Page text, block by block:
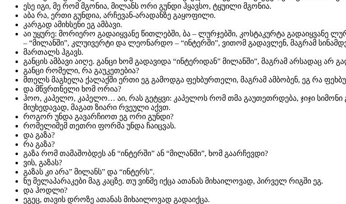
ესე იგი, მე რომ მგონია, მილანს ორი გუნდი ჰყავსო, ტყუილი მგონია.
აბა რა, ერთი გუნდია, არჩევან-არადანზე გაყოფილი.
კარგად ამიხსენი ეგ ამბავი.
აი უყურე: მორიერო გადაიყვანე წითლებში, ბა – ლურჯებში, კოსტაკურტა გადაიყვანე
– “მილანში”, კლუივერტი და ლეონარდო – “ინტერში”, ვითომ გადავლენ, მაგრამ
მართალს ჰგავს.
განცის ამბავი აიღე. განცი ხომ გადავიდა “ინტერიდან” მილანში”, მაგრამ არსადაც არ
განცი რომელი, რა გაუკეთებია?
მთელს მაგხელა ქალაქში ერთი ეგ გამოდგა ფეხბურთელი, მაგრამ ამბობენ, ეგ რა
და მწვრთნელი ხომ ორია?
ჰოო, კაპელო, კაპელო… აი, რას გეტყვი: კაპელოს რომ თმა გაუთეთრდება, ჯიჯი სიმონი
მიუხედავად, მაგათ ზიარი რვეული აქვთ.
როგორ უნდა გავარჩიოთ ეგ ორი გუნდი?
რომელიმემ თეთრი ფორმა უნდა ჩაიცვას.
და გაზა?
რა გაზა?
გაზა რომ თამაშობდეს ან “ინტერში” ან “მილანში”, ხომ გაარჩევდი?
ვის, გაზას?
გაზას კი არა” მილანს” და “ინტერს”.
ნუ მელაპარაკები მაგ კაცზე. თუ ვინმე იქცა ათანას მიხაილოვად, პირველ რიგში ეგ.
და ჰოდლი?
ეგეც, თავის დროზე ათანას მიხაილოვად გადაიქცა.